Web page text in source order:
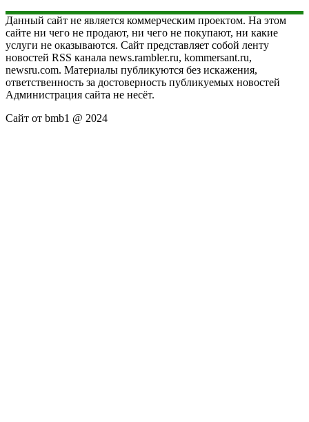
Данный сайт не является коммерческим проектом. На этом
сайте ни чего не продают, ни чего не покупают, ни какие
услуги не оказываются. Сайт представляет собой ленту
новостей RSS канала news.rambler.ru, kommersant.ru,
newsru.com. Материалы публикуются без искажения,
ответственность за достоверность публикуемых новостей
Администрация сайта не несёт.
Сайт от bmb1 @ 2024